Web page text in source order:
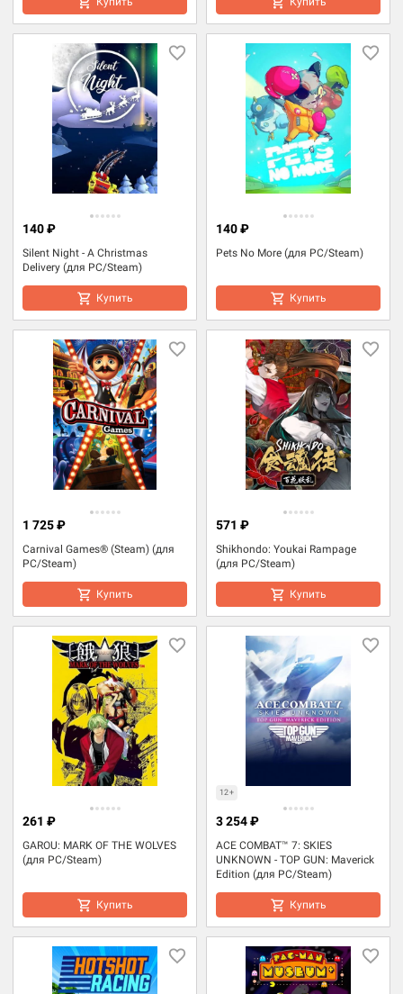
Silent Night - A Christmas
Delivery (для PC/Steam)
140 ₽
Купить
Pets No More (для PC/Steam)
140 ₽
Купить
Carnival Games® (Steam) (для
PC/Steam)
1 725 ₽
Купить
Shikhondo: Youkai Rampage
(для PC/Steam)
571 ₽
Купить
GAROU: MARK OF THE WOLVES
(для PC/Steam)
261 ₽
Купить
12+
ACE COMBAT™ 7: SKIES
UNKNOWN - TOP GUN: Maverick
Edition (для PC/Steam)
3 254 ₽
Купить